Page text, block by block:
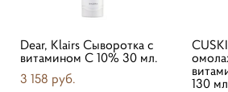
Dear, Klairs Сыворотка с
витамином С 10% 30 мл.
3 158 pуб.
130